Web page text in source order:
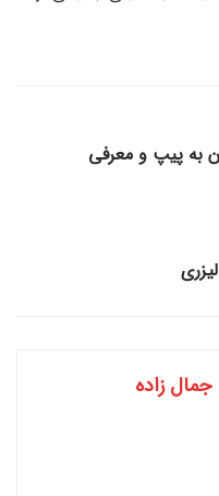
به پیپ و معرفی
جمال زاده